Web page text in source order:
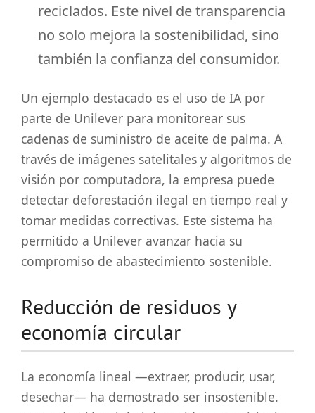
reciclados. Este nivel de transparencia
no solo mejora la sostenibilidad, sino
también la confianza del consumidor.
Un ejemplo destacado es el uso de IA por
parte de Unilever para monitorear sus
cadenas de suministro de aceite de palma. A
través de imágenes satelitales y algoritmos de
visión por computadora, la empresa puede
detectar deforestación ilegal en tiempo real y
tomar medidas correctivas. Este sistema ha
permitido a Unilever avanzar hacia su
compromiso de abastecimiento sostenible.
Reducción de residuos y
economía circular
La economía lineal —extraer, producir, usar,
desechar— ha demostrado ser insostenible.